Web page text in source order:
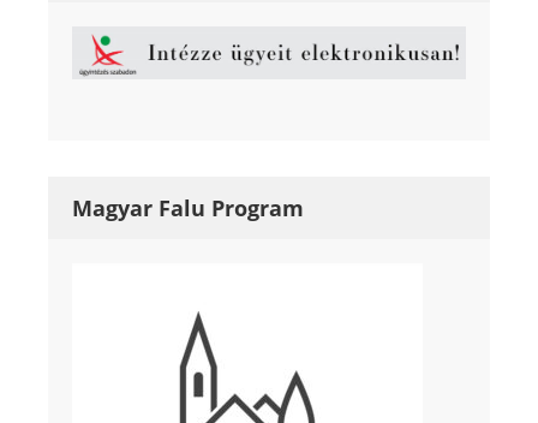
Magyar Falu Program